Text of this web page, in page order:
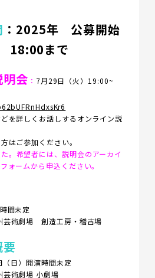
：2025年 公募開始
18:00まで
会 ： 7月29日（火）19:00~
を詳しくお話しするオンライン説
はご参加ください。
。希望者には、説明会のアーカイ
ォームから申込ください。
間未定
芸術劇場 創造工房・稽古場
日）開演時間未定
芸術劇場 小劇場